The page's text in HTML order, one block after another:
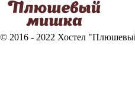
© 2016 - 2022 Хостел